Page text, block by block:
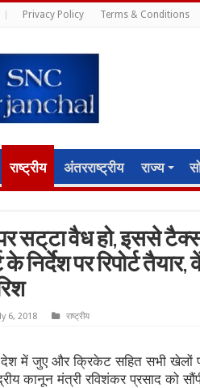
Privacy Policy Terms & Conditions
राष्ट्रीय अंतरराष्ट्रीय राज्य
वैध हो, इससे टैक्स
के निर्देश पर रिपोर्ट
6, 2018 राष्ट्रीय
में जुए और क्रिकेट सहित सभी खेलों
कानून मंत्री रविशंकर प्रसाद को